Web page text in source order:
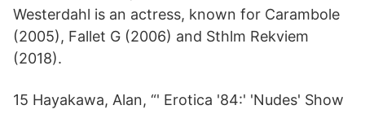
Westerdahl is an actress, known for Carambole
(2005), Fallet G (2006) and Sthlm Rekviem
(2018).
15 Hayakawa, Alan, “' Erotica '84:' 'Nudes' Show